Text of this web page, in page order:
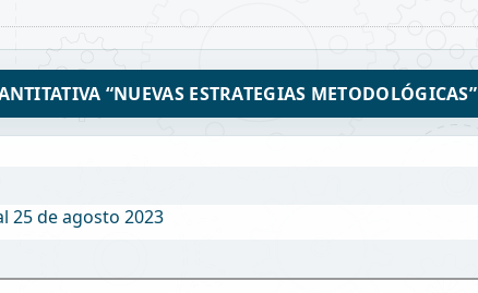
“NUEVAS ESTRATEGIAS METODOLÓGICAS”
25 de agosto 2023